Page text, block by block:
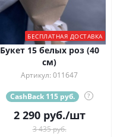
БЕСПЛАТНАЯ ДОСТАВКА
Букет 15 белых роз (40
см)
Артикул: 011647
CashBack 115 руб. ?
2 290руб./шт
3 435 руб.